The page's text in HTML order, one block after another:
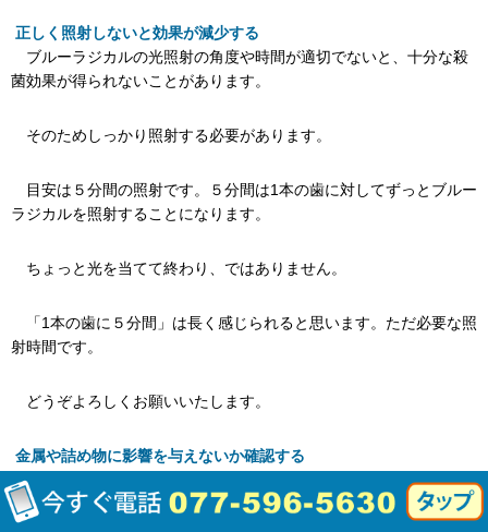
正しく照射しないと効果が減少する
ブルーラジカルの光照射の角度や時間が適切でないと、十分な殺
菌効果が得られないことがあります。
そのためしっかり照射する必要があります。
目安は５分間の照射です。５分間は1本の歯に対してずっとブルー
ラジカルを照射することになります。
ちょっと光を当てて終わり、ではありません。
「1本の歯に５分間」は長く感じられると思います。ただ必要な照
射時間です。
どうぞよろしくお願いいたします。
金属や詰め物に影響を与えないか確認する
一部の金属や詰め物（レジンなど）は、光照射によってわずかに
変色する可能性があります。